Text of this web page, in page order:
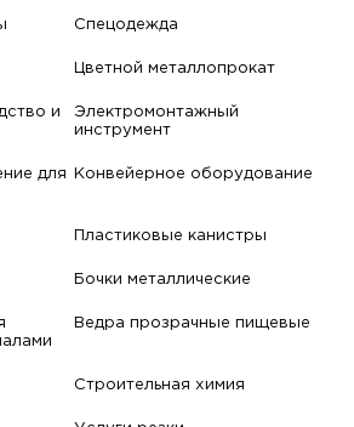
Спецодежда
Цветной металлопрокат
и
Электромонтажный
инструмент
для
Конвейерное оборудование
Пластиковые канистры
Бочки металлические
Ведра прозрачные пищевые
Строительная химия